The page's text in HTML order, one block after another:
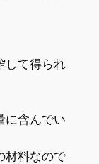
して得られ
含んでい
料なので